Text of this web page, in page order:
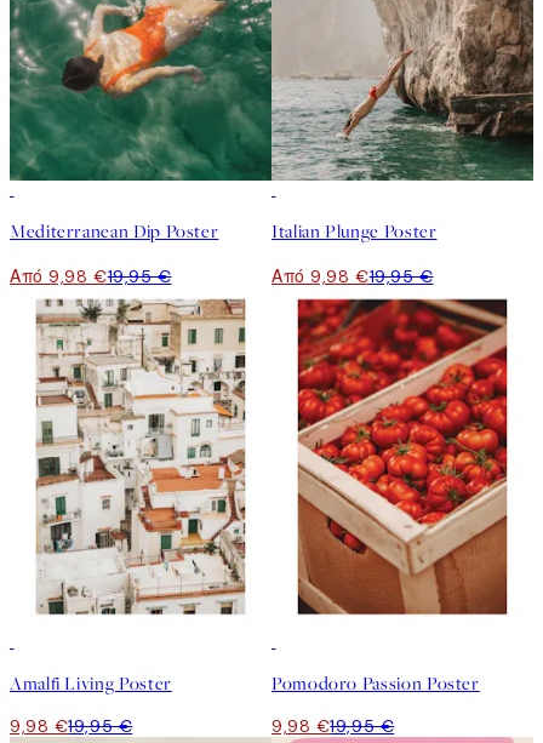
Mediterranean Dip Poster
Από 9,98 €19,95 €
Italian Plunge Poster
Από 9,98 €19,95 €
Amalfi Living Poster
9,98 €19,95 €
Pomodoro Passion Poster
9,98 €19,95 €